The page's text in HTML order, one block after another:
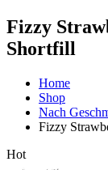
Fizzy
Shortfill
Home
Shop
Nach
Fizzy
Hot